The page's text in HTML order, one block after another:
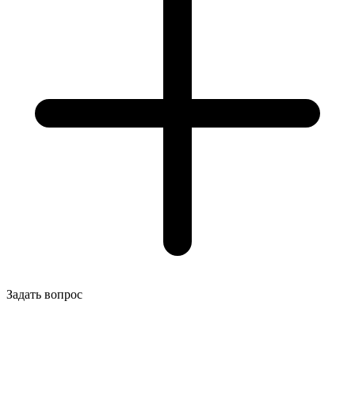
Задать вопрос